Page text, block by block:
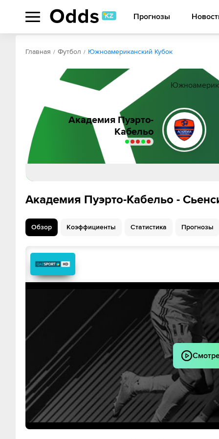
Прогнозы
Обзор Коэффициенты Статистика Прогнозы
Главная Футбол Южноамериканский Кубок
Академия Пуэрто-
Кабельо
Робинсон
Pablo Lima Джовани
Heiber Linares
Робинсон
Geremias Melendez
Gustavo
Академия Пуэрто-Кабельо -
Обзор Коэффициенты Статистика Прогнозы